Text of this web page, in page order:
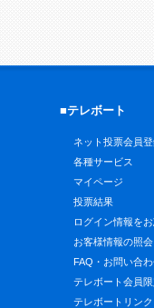
■テレボート
ネット投票会員
各種サービス
マイページ
投票結果
ログイン情報を
お客様情報の照
FAQ・お問い合
テレボート会員
テレボートリンク